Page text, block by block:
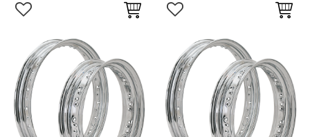
Lägg till i favoriter Lägg till i favoriter